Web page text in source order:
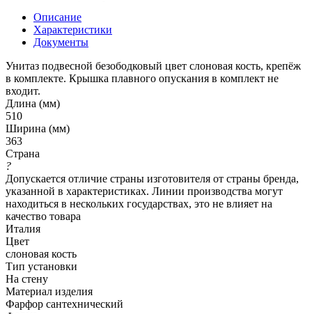
Описание
Характеристики
Документы
Унитаз подвесной безободковый цвет слоновая кость, крепёж
в комплекте. Крышка плавного опускания в комплект не
входит.
Длина (мм)
510
Ширина (мм)
363
Страна
?
Допускается отличие страны изготовителя от страны бренда,
указанной в характеристиках. Линии производства могут
находиться в нескольких государствах, это не влияет на
качество товара
Италия
Цвет
слоновая кость
Тип установки
На стену
Материал изделия
Фарфор сантехнический